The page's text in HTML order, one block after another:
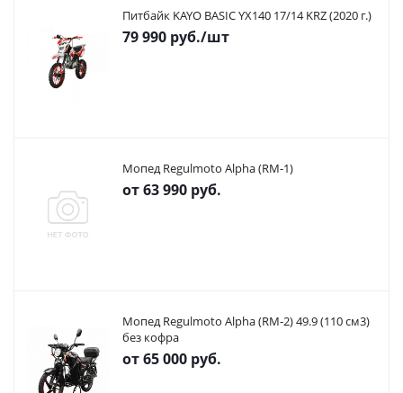
Питбайк KAYO BASIC YX140 17/14 KRZ (2020 г.)
79 990 руб./шт
Мопед Regulmoto Alpha (RM-1)
от63 990 руб.
Мопед Regulmoto Alpha (RM-2) 49.9 (110 см3)
без кофра
от65 000 руб.